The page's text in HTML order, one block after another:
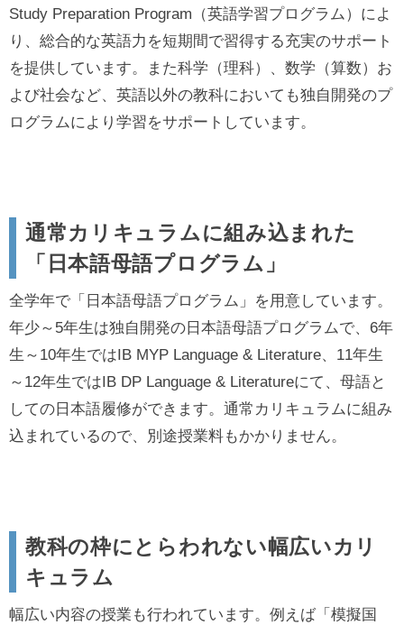
Study Preparation Program（英語学習プログラム）によ
り、総合的な英語力を短期間で習得する充実のサポート
を提供しています。また科学（理科）、数学（算数）お
よび社会など、英語以外の教科においても独自開発のプ
ログラムにより学習をサポートしています。
通常カリキュラムに組み込まれた
「日本語母語プログラム」
全学年で「日本語母語プログラム」を用意しています。
年少～5年生は独自開発の日本語母語プログラムで、6年
生～10年生ではIB MYP Language & Literature、11年生
～12年生ではIB DP Language & Literatureにて、母語と
しての日本語履修ができます。通常カリキュラムに組み
込まれているので、別途授業料もかかりません。
教科の枠にとらわれない幅広いカリ
キュラム
幅広い内容の授業も行われています。例えば「模擬国